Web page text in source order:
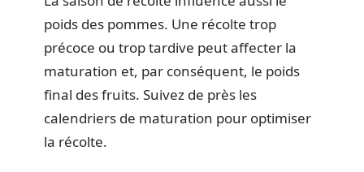
poids des pommes. Une récolte trop
précoce ou trop tardive peut affecter la
maturation et, par conséquent, le poids
final des fruits. Suivez de près les
calendriers de maturation pour optimiser
la récolte.